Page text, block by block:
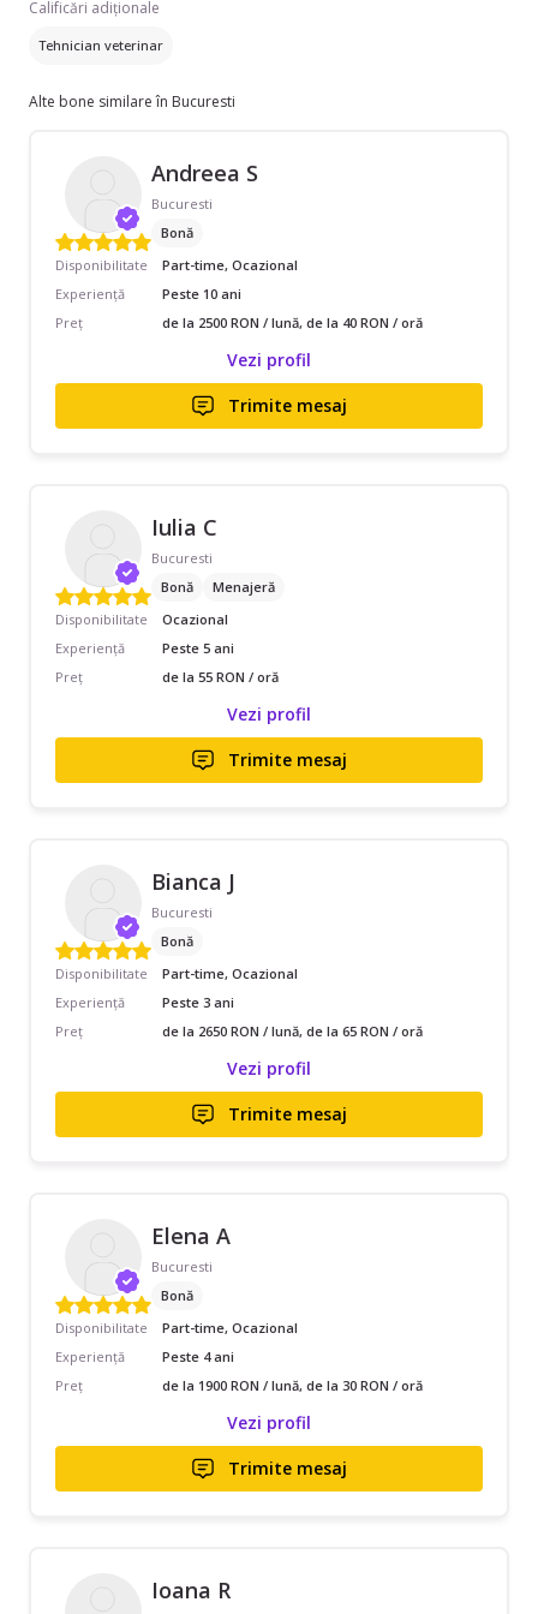
Calificări adiționale
Tehnician veterinar
Alte bone similare în Bucuresti
Andreea S
Bucuresti
Bonă
Disponibilitate
Part-time, Ocazional
Experiență
Peste 10 ani
Preț
de la 2500 RON / lună, de la 40 RON / oră
Vezi profil
Trimite mesaj
Iulia C
Bucuresti
Bonă
Menajeră
Disponibilitate
Ocazional
Experiență
Peste 5 ani
Preț
de la 55 RON / oră
Vezi profil
Trimite mesaj
Bianca J
Bucuresti
Bonă
Disponibilitate
Part-time, Ocazional
Experiență
Peste 3 ani
Preț
de la 2650 RON / lună, de la 65 RON / oră
Vezi profil
Trimite mesaj
Elena A
Bucuresti
Bonă
Disponibilitate
Part-time, Ocazional
Experiență
Peste 4 ani
Preț
de la 1900 RON / lună, de la 30 RON / oră
Vezi profil
Trimite mesaj
Ioana R